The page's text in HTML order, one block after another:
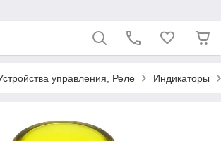
управления, Реле Индикаторы